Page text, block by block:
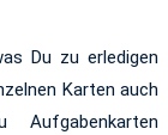
Du zu erledigen
Karten auch
Aufgabenkarten